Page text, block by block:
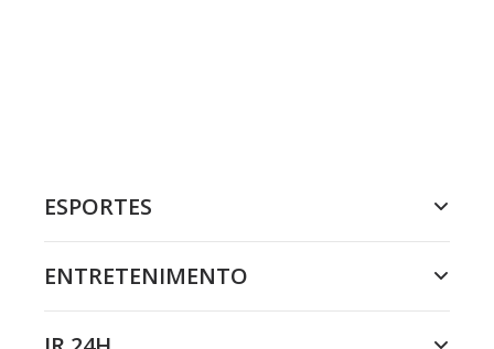
ESPORTES
ENTRETENIMENTO